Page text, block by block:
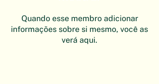
Quando esse membro adicionar
informações sobre si mesmo, você as
verá aqui.